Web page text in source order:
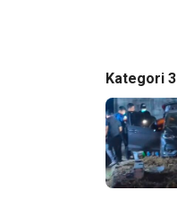
Kategori 3